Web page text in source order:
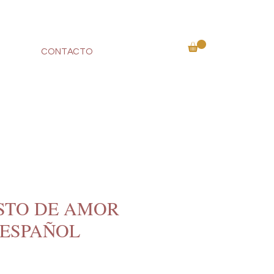
CONTACTO
DE AMOR